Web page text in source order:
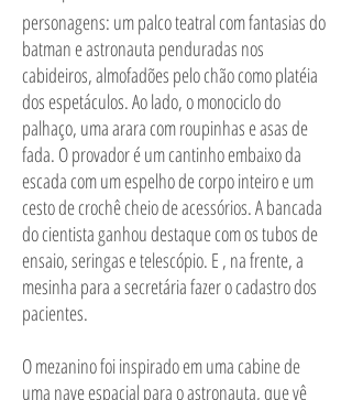
personagens: um palco teatral com fantasias do
batman e astronauta penduradas nos
cabideiros, almofadões pelo chão como platéia
dos espetáculos. Ao lado, o monociclo do
palhaço, uma arara com roupinhas e asas de
fada. O provador é um cantinho embaixo da
escada com um espelho de corpo inteiro e um
cesto de crochê cheio de acessórios. A bancada
do cientista ganhou destaque com os tubos de
ensaio, seringas e telescópio. E , na frente, a
mesinha para a secretária fazer o cadastro dos
pacientes.
O mezanino foi inspirado em uma cabine de
uma nave espacial para o astronauta, que vê